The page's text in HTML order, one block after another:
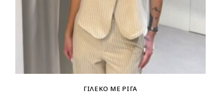
ΓΙΛΈΚΟ ΜΕ ΡΊΓΑ